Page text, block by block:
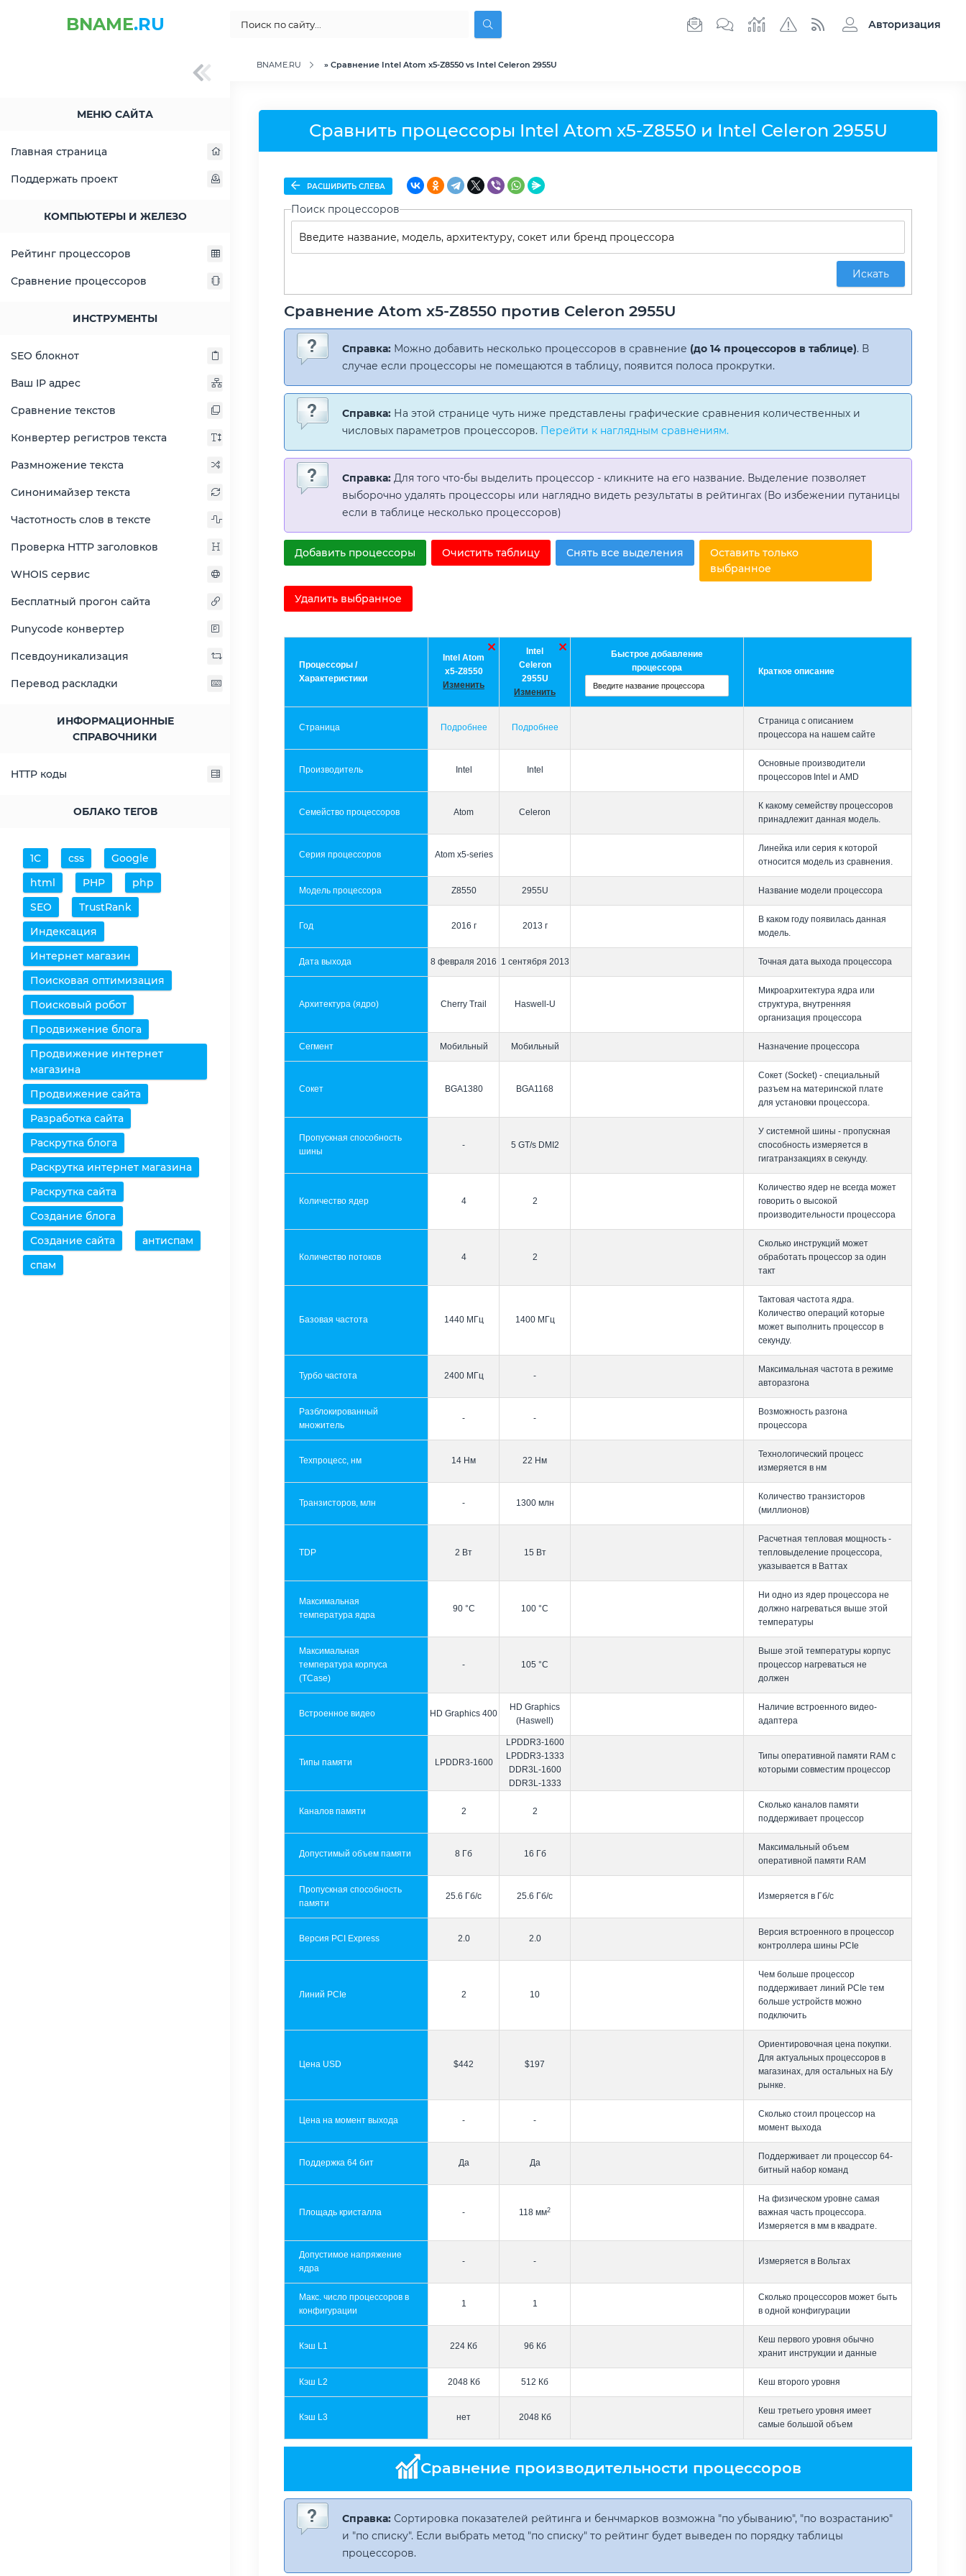
BNAME.RU Авторизация
МЕНЮ САЙТА
Главная страница
Поддержать проект
КОМПЬЮТЕРЫ И ЖЕЛЕЗО
Рейтинг процессоров
Сравнение процессоров
ИНСТРУМЕНТЫ
SEO блокнот
Ваш IP адрес
Сравнение текстов
Конвертер регистров текста
Размножение текста
Синонимайзер текста
Частотность слов в тексте
Проверка HTTP заголовков
WHOIS сервис
Бесплатный прогон сайта
Punycode конвертер
Псевдоуникализация
Перевод раскладки
ИНФОРМАЦИОННЫЕ
СПРАВОЧНИКИ
HTTP коды
ОБЛАКО ТЕГОВ
1С css
Google
html
PHP
php
SEO
TrustRank
Индексация
Интернет магазин
Поисковая оптимизация
Поисковый робот
Продвижение блога
Продвижение интернет
магазина
Продвижение сайта
Разработка сайта
Раскрутка блога
Раскрутка интернет магазина
Раскрутка сайта
Создание блога
Создание сайта
антиспам
спам
BNAME.RU » Сравнение Intel Atom x5-Z8550 vs Intel Celeron 2955U
Сравнить процессоры Intel Atom x5-Z8550 и Intel Celeron 2955U
РАСШИРИТЬ СЛЕВА
Поиск процессоров
Искать
Сравнение Atom x5-Z8550 против Celeron 2955U
Справка: Можно добавить несколько процессоров в сравнение (до 14 процессоров в таблице). В
случае если процессоры не помещаются в таблицу, появится полоса прокрутки.
Справка: На этой странице чуть ниже представлены графические сравнения количественных и
числовых параметров процессоров. Перейти к наглядным сравнениям.
Справка: Для того что-бы выделить процессор - кликните на его название. Выделение позволяет
выборочно удалять процессоры или наглядно видеть результаты в рейтингах (Во избежении путаницы
если в таблице несколько процессоров)
Добавить процессоры Очистить таблицу Снять все выделения
Оставить только
выбранное
Удалить выбранное
Процессоры /
Характеристики
Intel Atom
x5-Z8550
Изменить
Intel
Celeron
2955U
Изменить
Быстрое добавление
процессора
Краткое описание
Страница Подробнее Подробнее
Страница с описанием
процессора на нашем сайте
Производитель Intel Intel
Основные производители
процессоров Intel и AMD
Семейство процессоров Atom Celeron
К какому семейству процессоров
принадлежит данная модель.
Серия процессоров Atom x5-series
Линейка или серия к которой
относится модель из сравнения.
Модель процессора Z8550 2955U Название модели процессора
Год 2016 г 2013 г
В каком году появилась данная
модель.
Дата выхода 8 февраля 2016 1 сентября 2013 Точная дата выхода процессора
Архитектура (ядро) Cherry Trail Haswell-U
Микроархитектура ядра или
структура, внутренняя
организация процессора
Сегмент Мобильный Мобильный Назначение процессора
Сокет BGA1380 BGA1168
Сокет (Socket) - специальный
разъем на материнской плате
для установки процессора.
Пропускная способность
шины
- 5 GT/s DMI2
У системной шины - пропускная
способность измеряется в
гигатранзакциях в секунду.
Количество ядер 4 2
Количество ядер не всегда может
говорить о высокой
производительности процессора
Количество потоков 4 2
Сколько инструкций может
обработать процессор за один
такт
Базовая частота 1440 МГц 1400 МГц
Тактовая частота ядра.
Количество операций которые
может выполнить процессор в
секунду.
Турбо частота 2400 МГц -
Максимальная частота в режиме
авторазгона
Разблокированный
множитель
- -
Возможность разгона
процессора
Техпроцесс, нм 14 Нм 22 Нм
Технологический процесс
измеряется в нм
Транзисторов, млн - 1300 млн
Количество транзисторов
(миллионов)
TDP 2 Вт 15 Вт
Расчетная тепловая мощность -
тепловыделение процессора,
указывается в Ваттах
Максимальная
температура ядра
90 °C 100 °C
Ни одно из ядер процессора не
должно нагреваться выше этой
температуры
Максимальная
температура корпуса
(TCase)
- 105 °C
Выше этой температуры корпус
процессор нагреваться не
должен
Встроенное видео HD Graphics 400
HD Graphics
(Haswell)
Наличие встроенного видео-
адаптера
Типы памяти LPDDR3-1600
LPDDR3-1600
LPDDR3-1333
DDR3L-1600
DDR3L-1333
Типы оперативной памяти RAM с
которыми совместим процессор
Каналов памяти 2 2
Сколько каналов памяти
поддерживает процессор
Допустимый объем памяти 8 Гб 16 Гб
Максимальный объем
оперативной памяти RAM
Пропускная способность
памяти
25.6 Гб/с 25.6 Гб/с Измеряется в Гб/с
Версия PCI Express 2.0 2.0
Версия встроенного в процессор
контроллера шины PCIe
Линий PCIe 2 10
Чем больше процессор
поддерживает линий PCIe тем
больше устройств можно
подключить
Цена USD $442 $197
Ориентировочная цена покупки.
Для актуальных процессоров в
магазинах, для остальных на Б/у
рынке.
Цена на момент выхода - -
Сколько стоил процессор на
момент выхода
Поддержка 64 бит Да Да
Поддерживает ли процессор 64-
битный набор команд
Площадь кристалла - 118 мм2
На физическом уровне самая
важная часть процессора.
Измеряется в мм в квадрате.
Допустимое напряжение
ядра
- - Измеряется в Вольтах
Макс. число процессоров в
конфигурации
1 1
Сколько процессоров может быть
в одной конфигурации
Кэш L1 224 Кб 96 Кб
Кеш первого уровня обычно
хранит инструкции и данные
Кэш L2 2048 Кб 512 Кб Кеш второго уровня
Кэш L3 нет 2048 Кб
Кеш третьего уровня имеет
самые большой объем
Сравнение производительности процессоров
Справка: Сортировка показателей рейтинга и бенчмарков возможна "по убыванию", "по возрастанию"
и "по списку". Если выбрать метод "по списку" то рейтинг будет выведен по порядку таблицы
процессоров.